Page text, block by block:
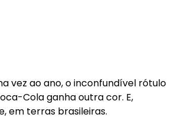
vez ao ano, o inconfundível rótulo
Cola ganha outra cor. E,
em terras brasileiras.